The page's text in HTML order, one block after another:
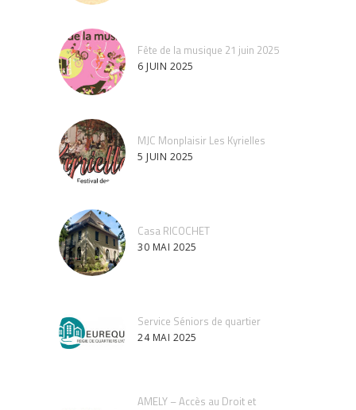
Fête de la musique 21 juin 2025
6 JUIN 2025
MJC Monplaisir Les Kyrielles
5 JUIN 2025
Casa RICOCHET
30 MAI 2025
Service Séniors de quartier
24 MAI 2025
AMELY – Accès au Droit et